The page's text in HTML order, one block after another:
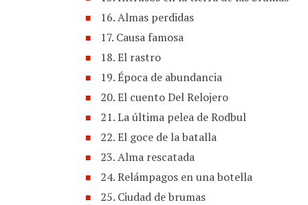
16. Almas perdidas
17. Causa famosa
18. El rastro
19. Época de abundancia
20. El cuento Del Relojero
21. La última pelea de Rodbul
22. El goce de la batalla
23. Alma rescatada
24. Relámpagos en una botella
25. Ciudad de brumas